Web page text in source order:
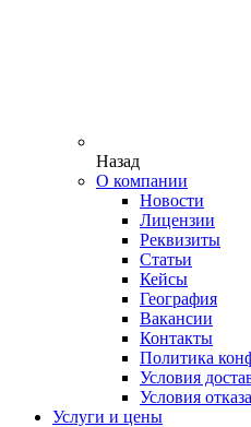
Назад
О компании
Новости
Лицензии
Реквизиты
Статьи
Кейсы
География
Вакансии
Контакты
Политика
Условия
Условия
Услуги и цены